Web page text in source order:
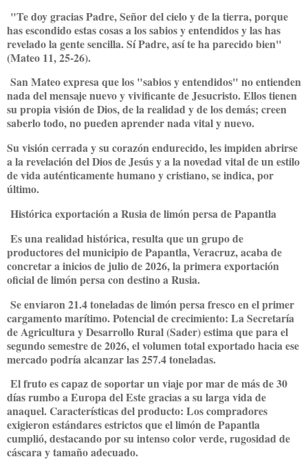
"Te doy gracias Padre, Señor del cielo y de la tierra, porque
has escondido estas cosas a los sabios y entendidos y las has
revelado la gente sencilla. Sí Padre, así te ha parecido bien"
(Mateo 11, 25-26).
San Mateo expresa que los "sabios y entendidos" no entienden
nada del mensaje nuevo y vivificante de Jesucristo. Ellos tienen
su propia visión de Dios, de la realidad y de los demás; creen
saberlo todo, no pueden aprender nada vital y nuevo.
Su visión cerrada y su corazón endurecido, les impiden abrirse
a la revelación del Dios de Jesús y a la novedad vital de un estilo
de vida auténticamente humano y cristiano, se indica, por
último.
Histórica exportación a Rusia de limón persa de Papantla
Es una realidad histórica, resulta que un grupo de
productores del municipio de Papantla, Veracruz, acaba de
concretar a inicios de julio de 2026, la primera exportación
oficial de limón persa con destino a Rusia.
Se enviaron 21.4 toneladas de limón persa fresco en el primer
cargamento marítimo. Potencial de crecimiento: La Secretaría
de Agricultura y Desarrollo Rural (Sader) estima que para el
segundo semestre de 2026, el volumen total exportado hacia ese
mercado podría alcanzar las 257.4 toneladas.
El fruto es capaz de soportar un viaje por mar de más de 30
días rumbo a Europa del Este gracias a su larga vida de
anaquel. Características del producto: Los compradores
exigieron estándares estrictos que el limón de Papantla
cumplió, destacando por su intenso color verde, rugosidad de
cáscara y tamaño adecuado.